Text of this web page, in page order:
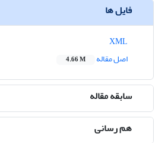
فایل ها
اصل مقاله
4.66 M
سابقه مقاله
هم رسانی